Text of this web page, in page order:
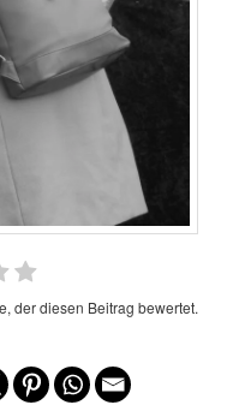
der diesen Beitrag bewertet.